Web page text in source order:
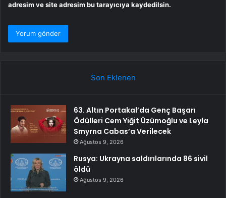
adresim ve site adresim bu tarayıcıya kaydedilsin.
Son Eklenen
63. Altın Portakal’da Genç Başarı
Ödülleri Cem Yiğit Üzümoğlu ve Leyla
Smyrna Cabas’a Verilecek
Ağustos 9, 2026
Rusya: Ukrayna saldırılarında 86 sivil
öldü
Ağustos 9, 2026